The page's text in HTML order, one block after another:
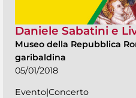
Daniele Sabatini e
Museo della Repubblica
garibaldina
05/01/2018
Evento|Concerto